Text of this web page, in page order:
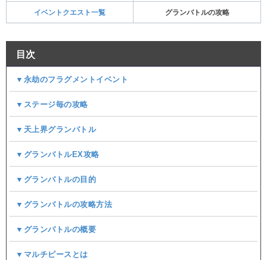
イベントクエスト一覧 グランバトルの攻略
目次
▼永劫のフラグメントイベント
▼ステージ毎の攻略
▼天上界グランバトル
▼グランバトルEX攻略
▼グランバトルの目的
▼グランバトルの攻略方法
▼グランバトルの概要
▼マルチピースとは